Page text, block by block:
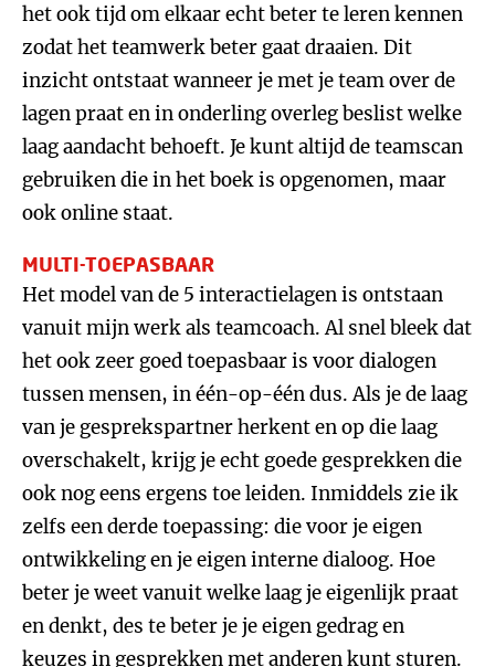
het ook tijd om elkaar echt beter te leren kennen
zodat het teamwerk beter gaat draaien. Dit
inzicht ontstaat wanneer je met je team over de
lagen praat en in onderling overleg beslist welke
laag aandacht behoeft. Je kunt altijd de teamscan
gebruiken die in het boek is opgenomen, maar
ook online staat.
MULTI-TOEPASBAAR
Het model van de 5 interactielagen is ontstaan
vanuit mijn werk als teamcoach. Al snel bleek dat
het ook zeer goed toepasbaar is voor dialogen
tussen mensen, in één-op-één dus. Als je de laag
van je gesprekspartner herkent en op die laag
overschakelt, krijg je echt goede gesprekken die
ook nog eens ergens toe leiden. Inmiddels zie ik
zelfs een derde toepassing: die voor je eigen
ontwikkeling en je eigen interne dialoog. Hoe
beter je weet vanuit welke laag je eigenlijk praat
en denkt, des te beter je je eigen gedrag en
keuzes in gesprekken met anderen kunt sturen.